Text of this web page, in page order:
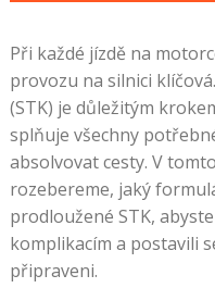
Při každé jízdě na
provozu na silnici
(STK) je důležitým
splňuje všechny
absolvovat cesty. V
rozebereme, jaký
prodloužené STK,
komplikacím a postavili
připraveni.